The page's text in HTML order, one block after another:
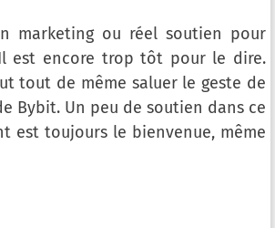
marketing ou réel soutien pour
est encore trop tôt pour le dire.
tout de même saluer le geste de
Bybit. Un peu de soutien dans ce
est toujours le bienvenue, même